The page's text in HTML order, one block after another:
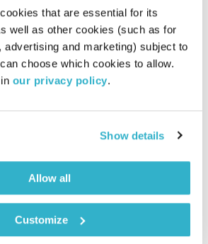
that are essential for its
well as other cookies (such as for
and marketing) subject to
choose which cookies to allow.
our privacy policy.
Show details
Allow all
Customize
פה זה טוב – 29.1.26
פה זה טוב
לירון תאני
היום לפני 20 שנה הגיע אלבום
הראשון במצעד הבריטי! יקבל ספוט, ואז –